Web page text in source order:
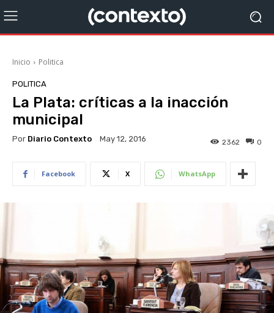
Inicio Politica
POLITICA
La Plata: críticas a la inacción
municipal
Por Diario Contexto May 12, 2016 0
2362
Facebook X WhatsApp